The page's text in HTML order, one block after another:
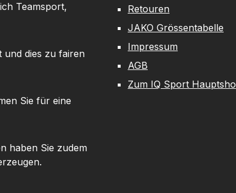
Teamsport,
und dies zu fairen
Sie für eine
haben Sie zudem
Retouren
JAKO Grössentabelle
Impressum
AGB
Zum IQ Sport